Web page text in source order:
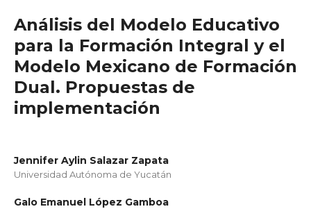
Análisis del Modelo Educativo
para la Formación Integral y el
Modelo Mexicano de Formación
Dual. Propuestas de
implementación
Jennifer Aylin Salazar Zapata
Universidad Autónoma de Yucatán
Galo Emanuel López Gamboa